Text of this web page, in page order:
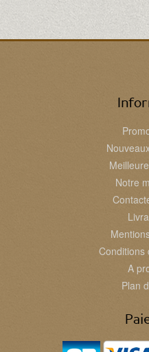
Notre
Conditions
A
Plan